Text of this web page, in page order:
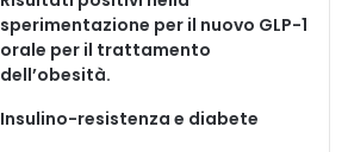
sperimentazione per il nuovo GLP-1
orale per il trattamento
dell’obesità.
Insulino-resistenza e diabete